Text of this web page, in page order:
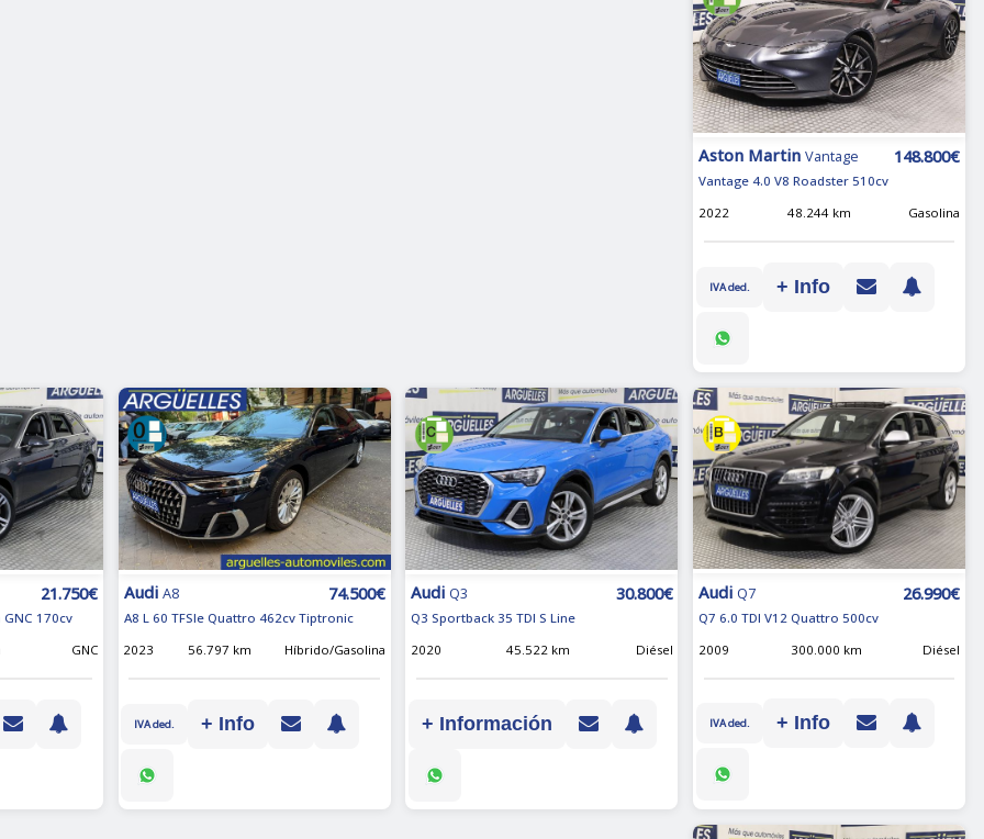
Aston Martin Vantage 148.800€
Vantage 4.0 V8 Roadster 510cv
2022
48.244 km Gasolina
IVA ded. + Info
21.750€
GNC 170cv
GNC
Audi A8 74.500€
A8 L 60 TFSIe Quattro 462cv Tiptronic
2023
56.797 km Híbrido/Gasolina
IVA ded. + Info
Audi Q3 30.800€
Q3 Sportback 35 TDI S Line
2020
45.522 km Diésel
+ Información
Audi Q7 26.990€
Q7 6.0 TDI V12 Quattro 500cv
2009
300.000 km Diésel
IVA ded. + Info